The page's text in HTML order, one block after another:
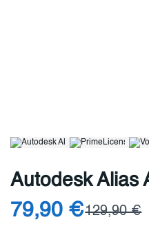
Autodesk Alias
79,90 €129,90 €